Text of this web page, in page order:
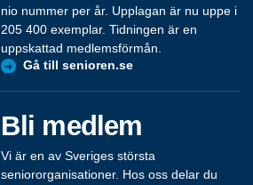
nio nummer per år. Upplagan är nu uppe i
205 400 exemplar. Tidningen är en
uppskattad medlemsförmån.
Gå till senioren.se
Bli medlem
Vi är en av Sveriges största
seniororganisationer. Hos oss delar du